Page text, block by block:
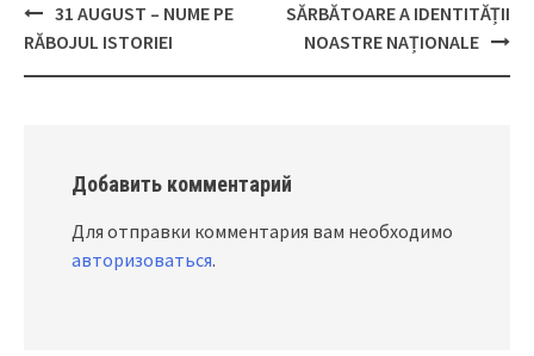
Post
navigation
31 AUGUST – NUME PE
RĂBOJUL ISTORIEI
SĂRBĂTOARE A IDENTITĂȚII
NOASTRE NAȚIONALE
Добавить комментарий
Для отправки комментария вам необходимо
авторизоваться.